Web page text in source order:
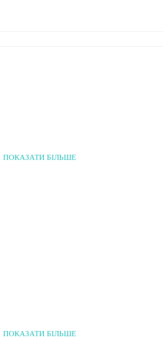
ПОКАЗАТИ БІЛЬШЕ
ПОКАЗАТИ БІЛЬШЕ